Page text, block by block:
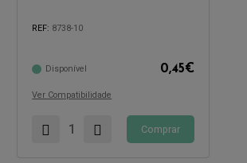
REF: 8738-10
Disponível 0,45€
Ver Compatibilidade
Comprar